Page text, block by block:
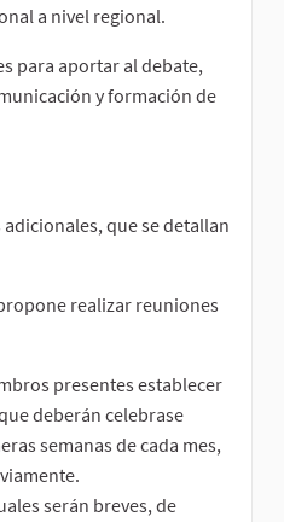
a nivel regional.
para aportar al debate,
y formación de
que se detallan
realizar reuniones
presentes establecer
deberán celebrase
semanas de cada mes,
serán breves, de